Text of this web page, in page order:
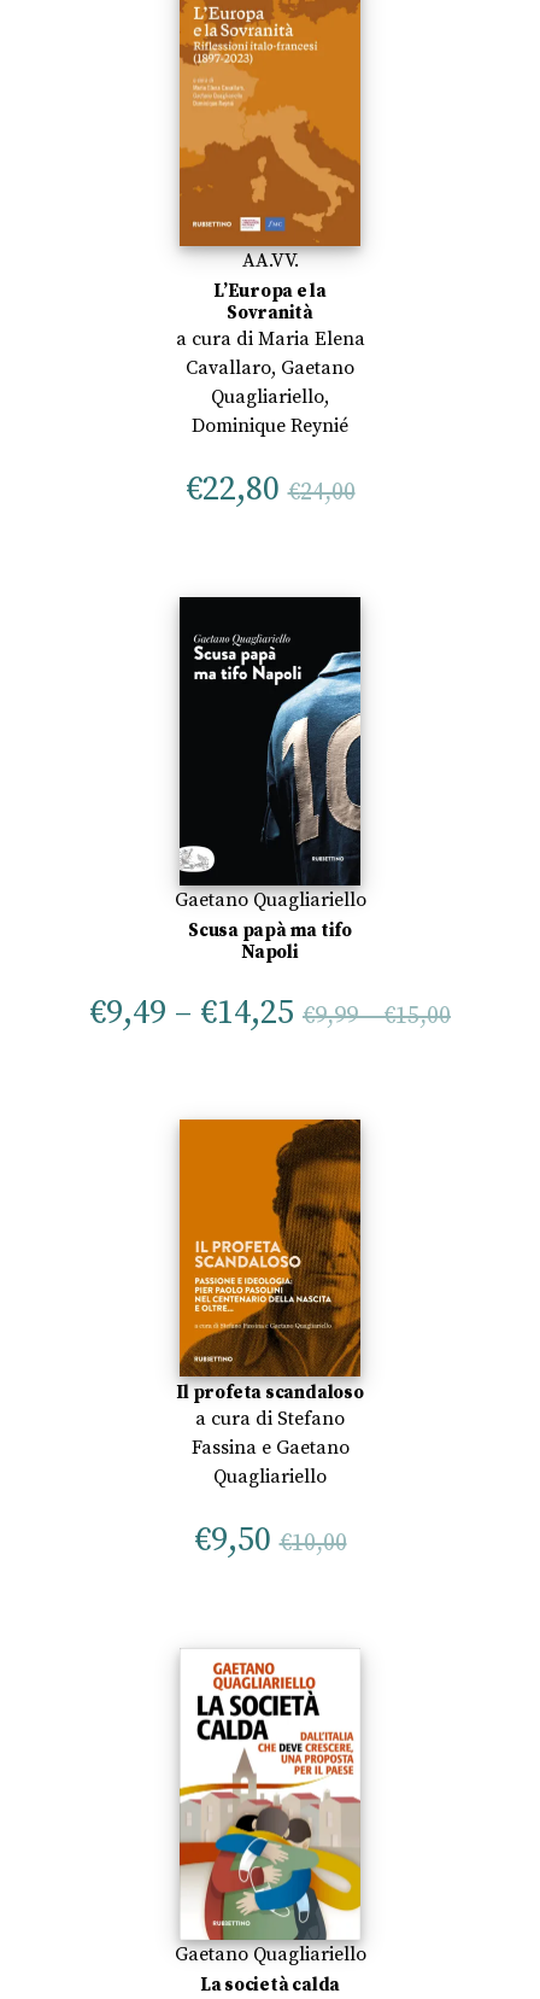
AA.VV.
L’Europa e la
Sovranità
a cura di Maria Elena
Cavallaro, Gaetano
Quagliariello,
Dominique Reynié
€22,80 €24,00
Gaetano Quagliariello
Scusa papà ma tifo
Napoli
€9,49 – €14,25 €9,99–€15,00
Il profeta scandaloso
a cura di Stefano
Fassinae Gaetano
Quagliariello
€9,50 €10,00
Gaetano Quagliariello
La società calda